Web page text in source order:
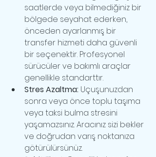
saatlerde veya bilmediğiniz bir
bölgede seyahat ederken,
önceden ayarlanmış bir
transfer hizmeti daha güvenli
bir seçenektir. Profesyonel
sürücüler ve bakımlı araçlar
genellikle standarttır.
Stres Azaltma: Uçuşunuzdan
sonra veya önce toplu taşıma
veya taksi bulma stresini
yaşamazsınız. Aracınız sizi bekler
ve doğrudan varış noktanıza
götürülürsünüz.